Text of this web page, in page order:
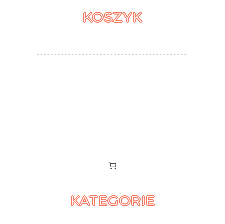
KOSZYK
KATEGORIE